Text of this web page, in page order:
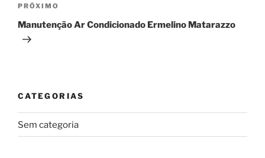
Próximo
post
PRÓXIMO
Manutenção Ar Condicionado Ermelino Matarazzo
CATEGORIAS
Sem categoria